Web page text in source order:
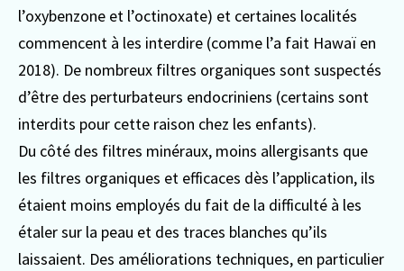
l’oxybenzone et l’octinoxate) et certaines localités
commencent à les interdire (comme l’a fait Hawaï en
2018). De nombreux filtres organiques sont suspectés
d’être des perturbateurs endocriniens (certains sont
interdits pour cette raison chez les enfants).
Du côté des filtres minéraux, moins allergisants que
les filtres organiques et efficaces dès l’application, ils
étaient moins employés du fait de la difficulté à les
étaler sur la peau et des traces blanches qu’ils
laissaient. Des améliorations techniques, en particulier